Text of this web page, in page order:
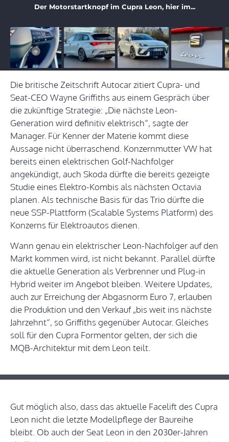
Der Motorstartknopf im Cupra Leon, hier im...
Die britische Zeitschrift Autocar zitiert Cupra- und
Seat-CEO Wayne Griffiths aus einem Gespräch über
die zukünftige Strategie: „Die nächste Leon-
Generation wird definitiv elektrisch“, sagte der
Manager. Für Kenner der Materie kommt diese
Aussage nicht überraschend. Konzernmutter VW hat
bereits einen elektrischen Golf-Nachfolger
angekündigt, auch Skoda dürfte die bereits gezeigte
Studie eines Elektro-Kombis als nächsten Octavia
planen. Als technische Basis für das Trio dürfte die
neue SSP-Plattform (Scalable Systems Platform) des
Konzerns für Elektroautos dienen.
Wann genau ein elektrischer Leon-Nachfolger auf den
Markt kommen wird, ist nicht bekannt. Parallel dürfte
die aktuelle Generation als Verbrenner und Plug-in
Hybrid weiter im Angebot bleiben. Weitere Updates,
auch zur Erreichung der Abgasnorm Euro 7, erlauben
die Produktion und den Verkauf „bis weit ins nächste
Jahrzehnt“, so Griffiths gegenüber Autocar. Gleiches
soll für den Cupra Formentor gelten, der sich die
MQB-Architektur mit dem Leon teilt.
Gut möglich also, dass das aktuelle Facelift des Cupra
Leon nicht die letzte Modellpflege der Baureihe
bleibt. Ob auch der Seat Leon in den 2030er-Jahren